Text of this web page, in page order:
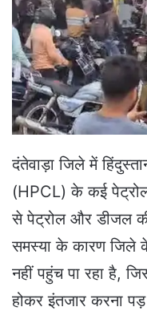
a
l
दंतेवाड़ा जिले में
(HPCL) के कई पेट्रोल
से पेट्रोल और डीजल
समस्या के कारण जिले
नहीं पहुंच पा रहा है,
होकर इंतजार करना